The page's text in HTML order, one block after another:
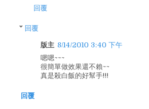
回覆
回覆
版主 8/14/2010 3:40 下午
嗯嗯~~~
很簡單做效果還不賴~~
真是殺白飯的好幫手!!!
回覆